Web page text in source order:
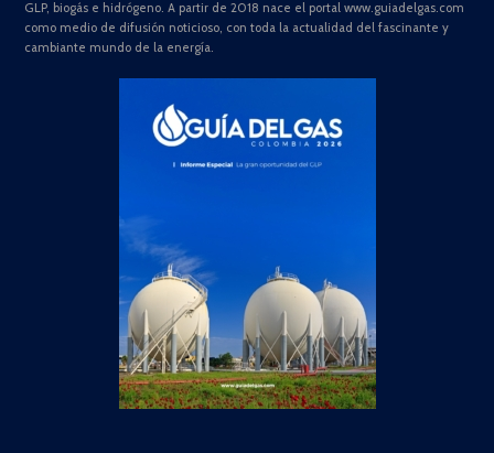
GLP, biogás e hidrógeno. A partir de 2018 nace el portal www.guiadelgas.com
como medio de difusión noticioso, con toda la actualidad del fascinante y
cambiante mundo de la energía.